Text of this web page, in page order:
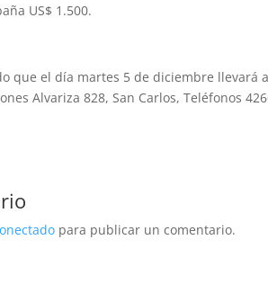
US$ 1.500.
que el día martes 5 de diciembre llevará
Alvariza 828, San Carlos, Teléfonos
para publicar un comentario.